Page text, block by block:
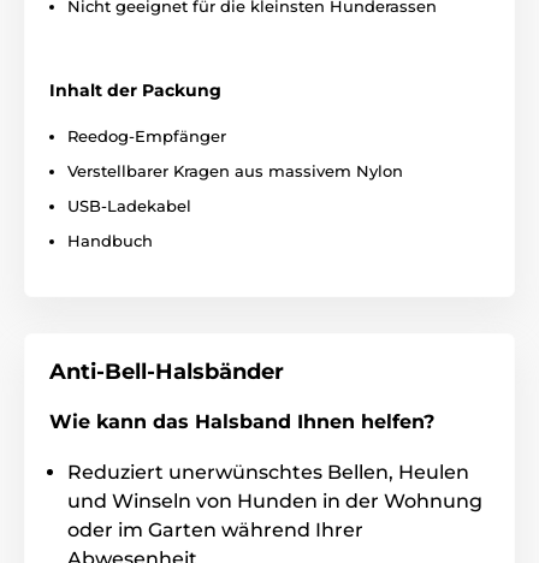
Die Vibrationsintensität ist in sieben
No Bark Premium verfügt außerdem über
sich daher zur Heulenkorrektur. Aus den sieben
Vibrationsstufen können Sie ganz einfach die
Einstellungsempfindlichkeit, Korrekturintensität und
Reedog No Bark Vibro Premium zeichnet
sich durch eine lange Akkulaufzeit aus.
Der Akku mit einer Kapazität von 300
mAh hält bei voller Ladung bis zu 14 Tage. Vor allem
Nicht geeignet für die kleinsten Hunderassen
Inhalt der Packung
Reedog-Empfänger
Verstellbarer Kragen aus massivem Nylon
USB-Ladekabel
Handbuch
Anti-Bell-Halsbänder
Wie kann das Halsband Ihnen helfen?
Reduziert unerwünschtes Bellen, Heulen
und Winseln von Hunden in der Wohnung
oder im Garten während Ihrer